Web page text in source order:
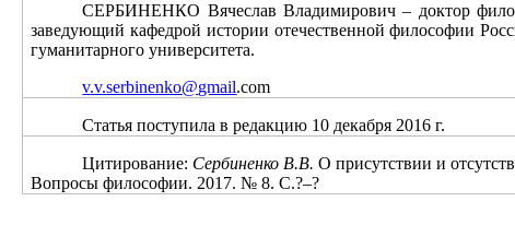
СЕРБИНЕНКО Вячеслав Владимирович ‒ доктор
заведующий кафедрой истории отечественной философии
гуманитарного университета.
v.v.serbinenko@gmail.com
Статья поступила в редакцию 10 декабря 2016 г.
Цитирование: Сербиненко В.В.О присутствии и
Вопросы философии. 2017. № 8. С.?‒?